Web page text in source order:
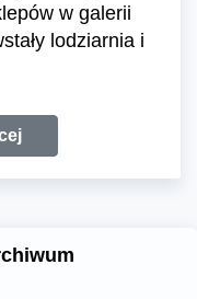
w galerii
lodziarnia i